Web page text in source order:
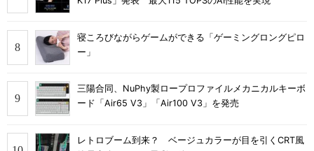
寝ころびながらゲームができる「ゲーミングロングピロ
ー」
三陽合同、NuPhy製ロープロファイルメカニカルキーボ
ード「Air65 V3」「Air100 V3」を発売
レトロブーム到来？ ベージュカラーが目を引くCRT風